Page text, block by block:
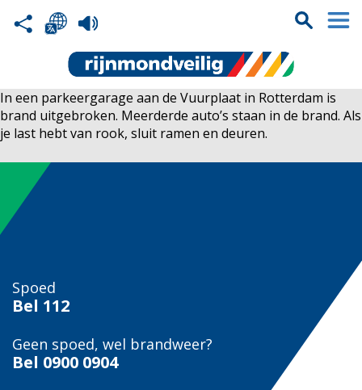
In een parkeergarage aan de Vuurplaat in Rotterdam is
brand uitgebroken. Meerderde auto’s staan in de brand. Als
je last hebt van rook, sluit ramen en deuren.
Spoed
Bel 112
Geen spoed, wel brandweer?
Bel 0900 0904